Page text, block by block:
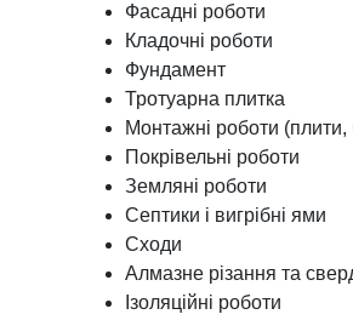
Фасадні роботи
Кладочні роботи
Фундамент
Тротуарна плитка
Монтажні роботи
Покрівельні роботи
Земляні роботи
Септики і вигрібні ями
Сходи
Алмазне різання та
Ізоляційні роботи